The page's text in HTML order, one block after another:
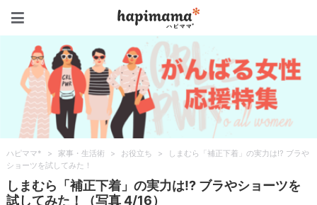
ハピママ* > 家事・生活術 > お役立ち >
しまむら「補正下着」の実力は!? ブラや
ショーツを試してみた！
しまむら「補正下着」の実力は!? ブラやショーツを
試してみた！（写真 4/16）